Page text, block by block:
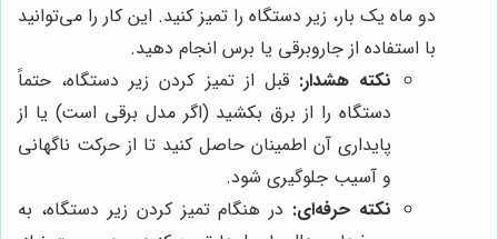
دو ماه یک بار، زیر دستگاه را تمیز کنید. این کار را می‌توانید
با استفاده از جاروبرقی یا برس انجام دهید.
نکته هشدار: قبل از تمیز کردن زیر دستگاه، حتماً
دستگاه را از برق بکشید (اگر مدل برقی است) یا از
پایداری آن اطمینان حاصل کنید تا از حرکت ناگهانی
و آسیب جلوگیری شود.
نکته حرفه‌ای: در هنگام تمیز کردن زیر دستگاه، به